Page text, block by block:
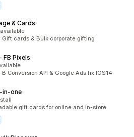
& Cards
Gift cards & Bulk corporate gifting
FB Pixels
Conversion API & Google Ads fix IOS14
gift cards for online and in-store